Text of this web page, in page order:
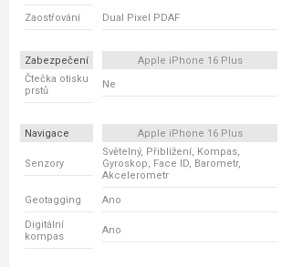
Zaostřování Dual Pixel PDAF
Zabezpečení Apple iPhone 16 Plus
Čtečka otisku
prstů
Ne
Navigace Apple iPhone 16 Plus
Senzory
Světelný, Přiblížení, Kompas,
Gyroskop, Face ID, Barometr,
Akcelerometr
Geotagging Ano
Digitální
kompas
Ano